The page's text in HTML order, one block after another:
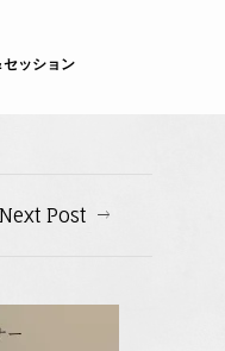
ッション
Next Post